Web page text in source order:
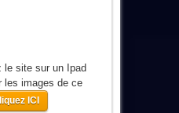
site sur un Ipad
les images de ce
ICI